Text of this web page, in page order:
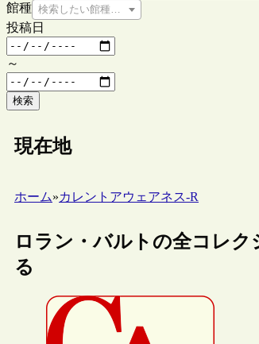
館種 検索したい館種を選択してください
投稿日
～
検索
現在地
ホーム»カレントアウェアネス-R
ロラン・バルトの全コレ
る